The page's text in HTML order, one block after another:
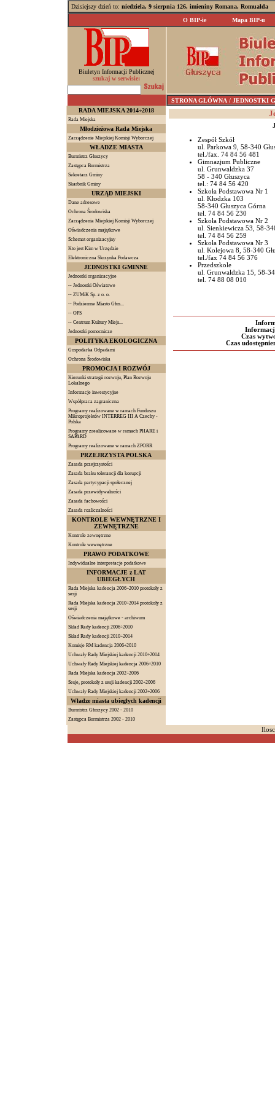
Dzisiejszy dzień to: niedziela, 9 sierpnia 126, imieniny Romana, Romualda
O BIP-ie
Mapa BIP-u
Biuletyn Informacji Publicznej
szukaj w serwisie:
STRONA GŁÓWNA / JEDNOSTKI
RADA MIEJSKA 2014÷2018
Rada Miejska
Młodzieżowa Rada Miejska
Zarządzenie Miejskiej Komisji Wyborczej
WŁADZE MIASTA
Burmistrz Głuszycy
Zastępca Burmistrza
Sekretarz Gminy
Skarbnik Gminy
URZĄD MIEJSKI
Dane adresowe
Ochrona Środowiska
Zarządzenia Miejskiej Komisji Wyborczej
Oświadczenia majątkowe
Schemat organizacyjny
Kto jest Kim w Urzędzie
Elektroniczna Skrzynka Podawcza
JEDNOSTKI GMINNE
Jednostki organizacyjne
-- Jednostki Oświatowe
-- ZUMiK Sp. z o. o.
-- Podziemne Miasto Głus...
-- OPS
-- Centrum Kultury Miejs...
Jednostki pomocnicze
POLITYKA EKOLOGICZNA
Gospodarka Odpadami
Ochrona Środowiska
PROMOCJA I ROZWÓJ
Kierunki strategii rozwoju, Plan Rozwoju
Lokalnego
Informacje inwestycyjne
Współpraca zagraniczna
Programy realizowane w ramach Funduszu
Mikroprojektów INTERREG III A Czechy -
Polska
Programy zrealizowane w ramach PHARE i
SAPARD
Programy realizowane w ramach ZPORR
PRZEJRZYSTA POLSKA
Zasada przejrzystości
Zasada braku tolerancji dla korupcji
Zasada partycypacji społecznej
Zasada przewidywalności
Zasada fachowości
Zasada rozliczalności
KONTROLE WEWNĘTRZNE I
ZEWNĘTRZNE
Kontrole zewnętrzne
Kontrole wewnętrzne
PRAWO PODATKOWE
Indywidualne interpretacje podatkowe
INFORMACJE z LAT
UBIEGŁYCH
Rada Miejska kadencja 2006÷2010 protokoły z
sesji
Rada Miejska kadencja 2010÷2014 protokoły z
sesji
Oświadczenia majątkowe - archiwum
Skład Rady kadencji 2006÷2010
Skład Rady kadencji 2010÷2014
Komisje RM kadencja 2006÷2010
Uchwały Rady Miejskiej kadencji 2010÷2014
Uchwały Rady Miejskiej kadencja 2006÷2010
Rada Miejska kadencja 2002÷2006
Sesje, protokoły z sesji kadencji 2002÷2006
Uchwały Rady Miejskiej kadencji 2002÷2006
Władze miasta ubiegłych kadencji
Burmistrz Głuszycy 2002 - 2010
Zastępca Burmistrza 2002 - 2010
Zespół Szkół
ul. Parkowa 9, 58-340
tel./fax. 74 84 56 481
Gimnazjum Publiczne
ul. Grunwaldzka 37
58 - 340 Głuszyca
tel.: 74 84 56 420
Szkoła Podstawowa Nr 1
ul. Kłodzka 103
58-340 Głuszyca Górna
tel. 74 84 56 230
Szkoła Podstawowa Nr 2
ul. Sienkiewicza 53, 58-
tel. 74 84 56 259
Szkoła Podstawowa Nr 3
ul. Kolejowa 8, 58-340
tel./fax 74 84 56 376
Przedszkole
ul. Grunwaldzka 15, 58-
tel. 74 88 08 010
Czas
Czas